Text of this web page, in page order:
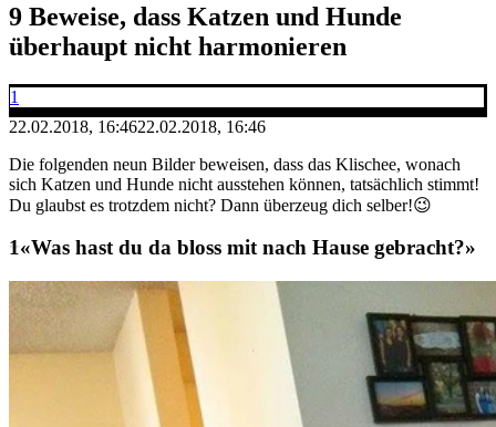
9 Beweise, dass Katzen und Hunde
überhaupt nicht harmonieren
1
22.02.2018, 16:4622.02.2018, 16:46
Die folgenden neun Bilder beweisen, dass das Klischee, wonach
sich Katzen und Hunde nicht ausstehen können, tatsächlich stimmt!
Du glaubst es trotzdem nicht? Dann überzeug dich selber!😉
«Was hast du da bloss mit nach Hause gebracht?»